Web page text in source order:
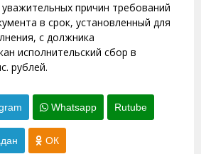
причин требований
в срок, установленный для
с должника
исполнительский сбор в
рублей.
Whatsapp Rutube
ОК